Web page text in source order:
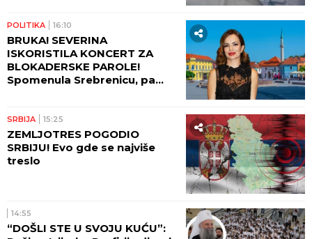
POLITIKA 16:10
BRUKA! SEVERINA
ISKORISTILA KONCERT ZA
BLOKADERSKE PAROLE!
Spomenula Srebrenicu, pa
SRBIJA 15:25
ZEMLJOTRES POGODIO
SRBIJU! Evo gde se najviše
treslo
14:55
“DOŠLI STE U SVOJU KUĆU”: